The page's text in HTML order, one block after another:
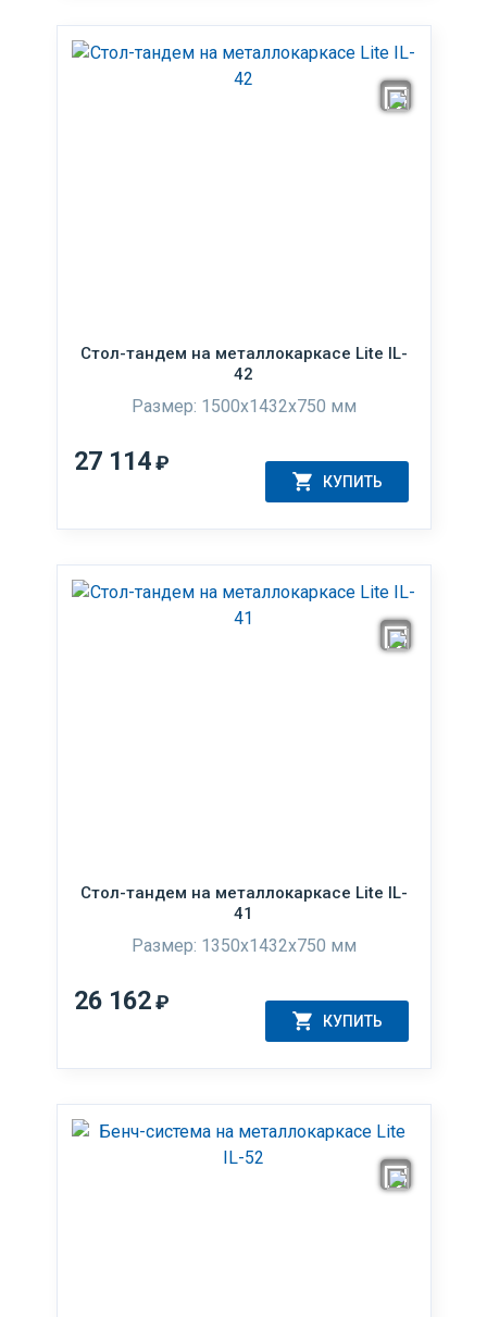
Стол-тандем на металлокаркасе Lite IL-
42
Размер: 1500x1432x750 мм
27 114₽
КУПИТЬ
Стол-тандем на металлокаркасе Lite IL-
41
Размер: 1350x1432x750 мм
26 162₽
КУПИТЬ